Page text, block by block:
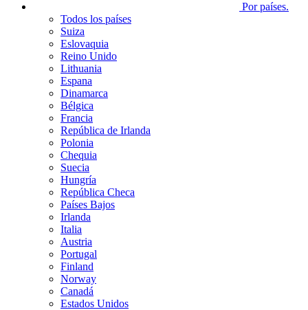
Por países.
Todos los países
Suiza
Eslovaquia
Reino Unido
Lithuania
Espana
Dinamarca
Bélgica
Francia
República de Irlanda
Polonia
Chequia
Suecia
Hungría
República Checa
Países Bajos
Irlanda
Italia
Austria
Portugal
Finland
Norway
Canadá
Estados Unidos